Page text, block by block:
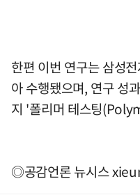
한편 이번 연구는 삼성
아 수행됐으며, 연구 성
지 '폴리머 테스팅
◎공감언론 뉴시스